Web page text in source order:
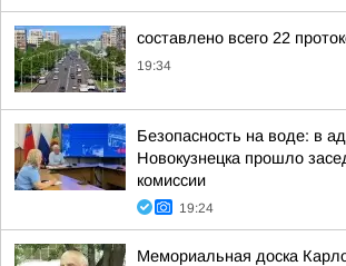
составлено всего 22
19:34
Безопасность на воде: в
Новокузнецка прошло
комиссии
19:24
Мемориальная доска